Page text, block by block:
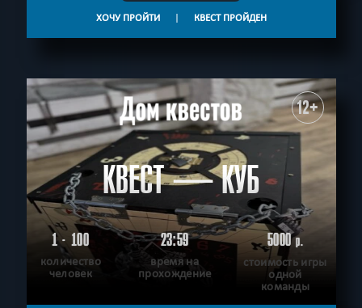
ХОЧУ ПРОЙТИ | КВЕСТ ПРОЙДЕН
12+
КВЕСТ — КУБ
1 - 100
количество
человек
23:59
время на
прохождение
5000р.
стоимость игры
одной
команды